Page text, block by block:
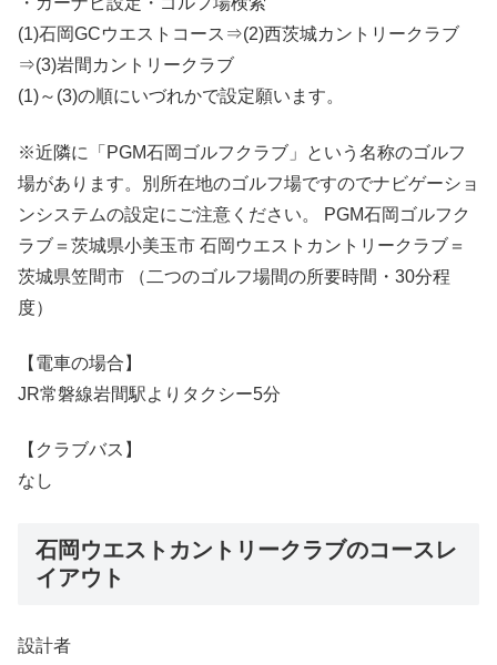
(1)石岡GCウエストコース⇒(2)西茨城カントリークラブ
⇒(3)岩間カントリークラブ
(1)～(3)の順にいづれかで設定願います。
※近隣に「PGM石岡ゴルフクラブ」という名称のゴルフ
場があります。別所在地のゴルフ場ですのでナビゲーショ
ンシステムの設定にご注意ください。 PGM石岡ゴルフク
ラブ＝茨城県小美玉市 石岡ウエストカントリークラブ＝
茨城県笠間市 （二つのゴルフ場間の所要時間・30分程
度）
【電車の場合】
JR常磐線岩間駅よりタクシー5分
【クラブバス】
なし
石岡ウエストカントリークラブのコースレ
イアウト
設計者